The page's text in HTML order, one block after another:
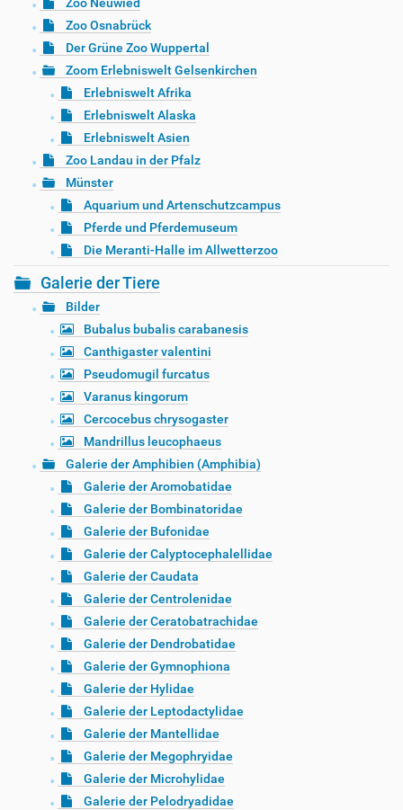
Zoo Neuwied
Zoo Osnabrück
Der Grüne Zoo Wuppertal
Zoom Erlebniswelt Gelsenkirchen
Erlebniswelt Afrika
Erlebniswelt Alaska
Erlebniswelt Asien
Zoo Landau in der Pfalz
Münster
Aquarium und Artenschutzcampus
Pferde und Pferdemuseum
Die Meranti-Halle im Allwetterzoo
Galerie der Tiere
Bilder
Bubalus bubalis carabanesis
Canthigaster valentini
Pseudomugil furcatus
Varanus kingorum
Cercocebus chrysogaster
Mandrillus leucophaeus
Galerie der Amphibien (Amphibia)
Galerie der Aromobatidae
Galerie der Bombinatoridae
Galerie der Bufonidae
Galerie der Calyptocephalellidae
Galerie der Caudata
Galerie der Centrolenidae
Galerie der Ceratobatrachidae
Galerie der Dendrobatidae
Galerie der Gymnophiona
Galerie der Hylidae
Galerie der Leptodactylidae
Galerie der Mantellidae
Galerie der Megophryidae
Galerie der Microhylidae
Galerie der Pelodryadidae